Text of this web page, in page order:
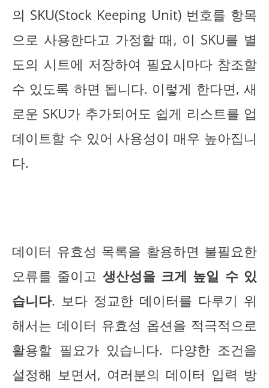
의 SKU(Stock Keeping Unit) 번호를 항목
으로 사용한다고 가정할 때, 이 SKU를 별
도의 시트에 저장하여 필요시마다 참조할
수 있도록 하면 됩니다. 이렇게 한다면, 새
로운 SKU가 추가되어도 쉽게 리스트를 업
데이트할 수 있어 사용성이 매우 높아집니
다.
데이터 유효성 목록을 활용하면 불필요한
오류를 줄이고 생산성을 크게 높일 수 있
습니다. 보다 정교한 데이터를 다루기 위
해서는 데이터 유효성 옵션을 적극적으로
활용할 필요가 있습니다. 다양한 조건을
설정해 보면서, 여러분의 데이터 입력 방